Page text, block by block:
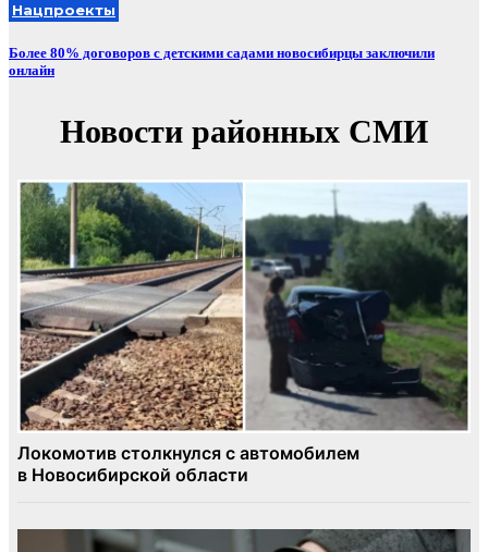
Нацпроекты
Более 80% договоров с детскими садами новосибирцы заключили
онлайн